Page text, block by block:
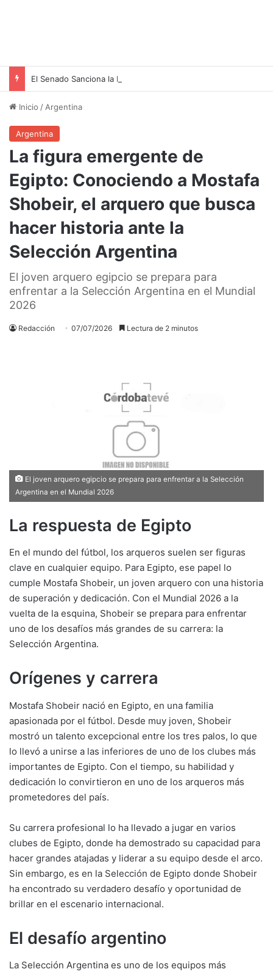
Inicio / Argentina
Argentina
La figura emergente de
Egipto: Conociendo a Mostafa
Shobeir, el arquero que busca
hacer historia ante la
Selección Argentina
El joven arquero egipcio se prepara para
enfrentar a la Selección Argentina en el Mundial
2026
Redacción 07/07/2026 Lectura de 2 minutos
El joven arquero egipcio se prepara para enfrentar a la Selección
Argentina en el Mundial 2026
La respuesta de Egipto
En el mundo del fútbol, los arqueros suelen ser figuras
clave en cualquier equipo. Para Egipto, ese papel lo
cumple Mostafa Shobeir, un joven arquero con una historia
de superación y dedicación. Con el Mundial 2026 a la
vuelta de la esquina, Shobeir se prepara para enfrentar
uno de los desafíos más grandes de su carrera: la
Selección Argentina.
Orígenes y carrera
Mostafa Shobeir nació en Egipto, en una familia
apasionada por el fútbol. Desde muy joven, Shobeir
mostró un talento excepcional entre los tres palos, lo que
lo llevó a unirse a las inferiores de uno de los clubes más
importantes de Egipto. Con el tiempo, su habilidad y
dedicación lo convirtieron en uno de los arqueros más
prometedores del país.
Su carrera profesional lo ha llevado a jugar en varios
clubes de Egipto, donde ha demostrado su capacidad para
hacer grandes atajadas y liderar a su equipo desde el arco.
Sin embargo, es en la Selección de Egipto donde Shobeir
ha encontrado su verdadero desafío y oportunidad de
brillar en el escenario internacional.
El desafío argentino
La Selección Argentina es uno de los equipos más